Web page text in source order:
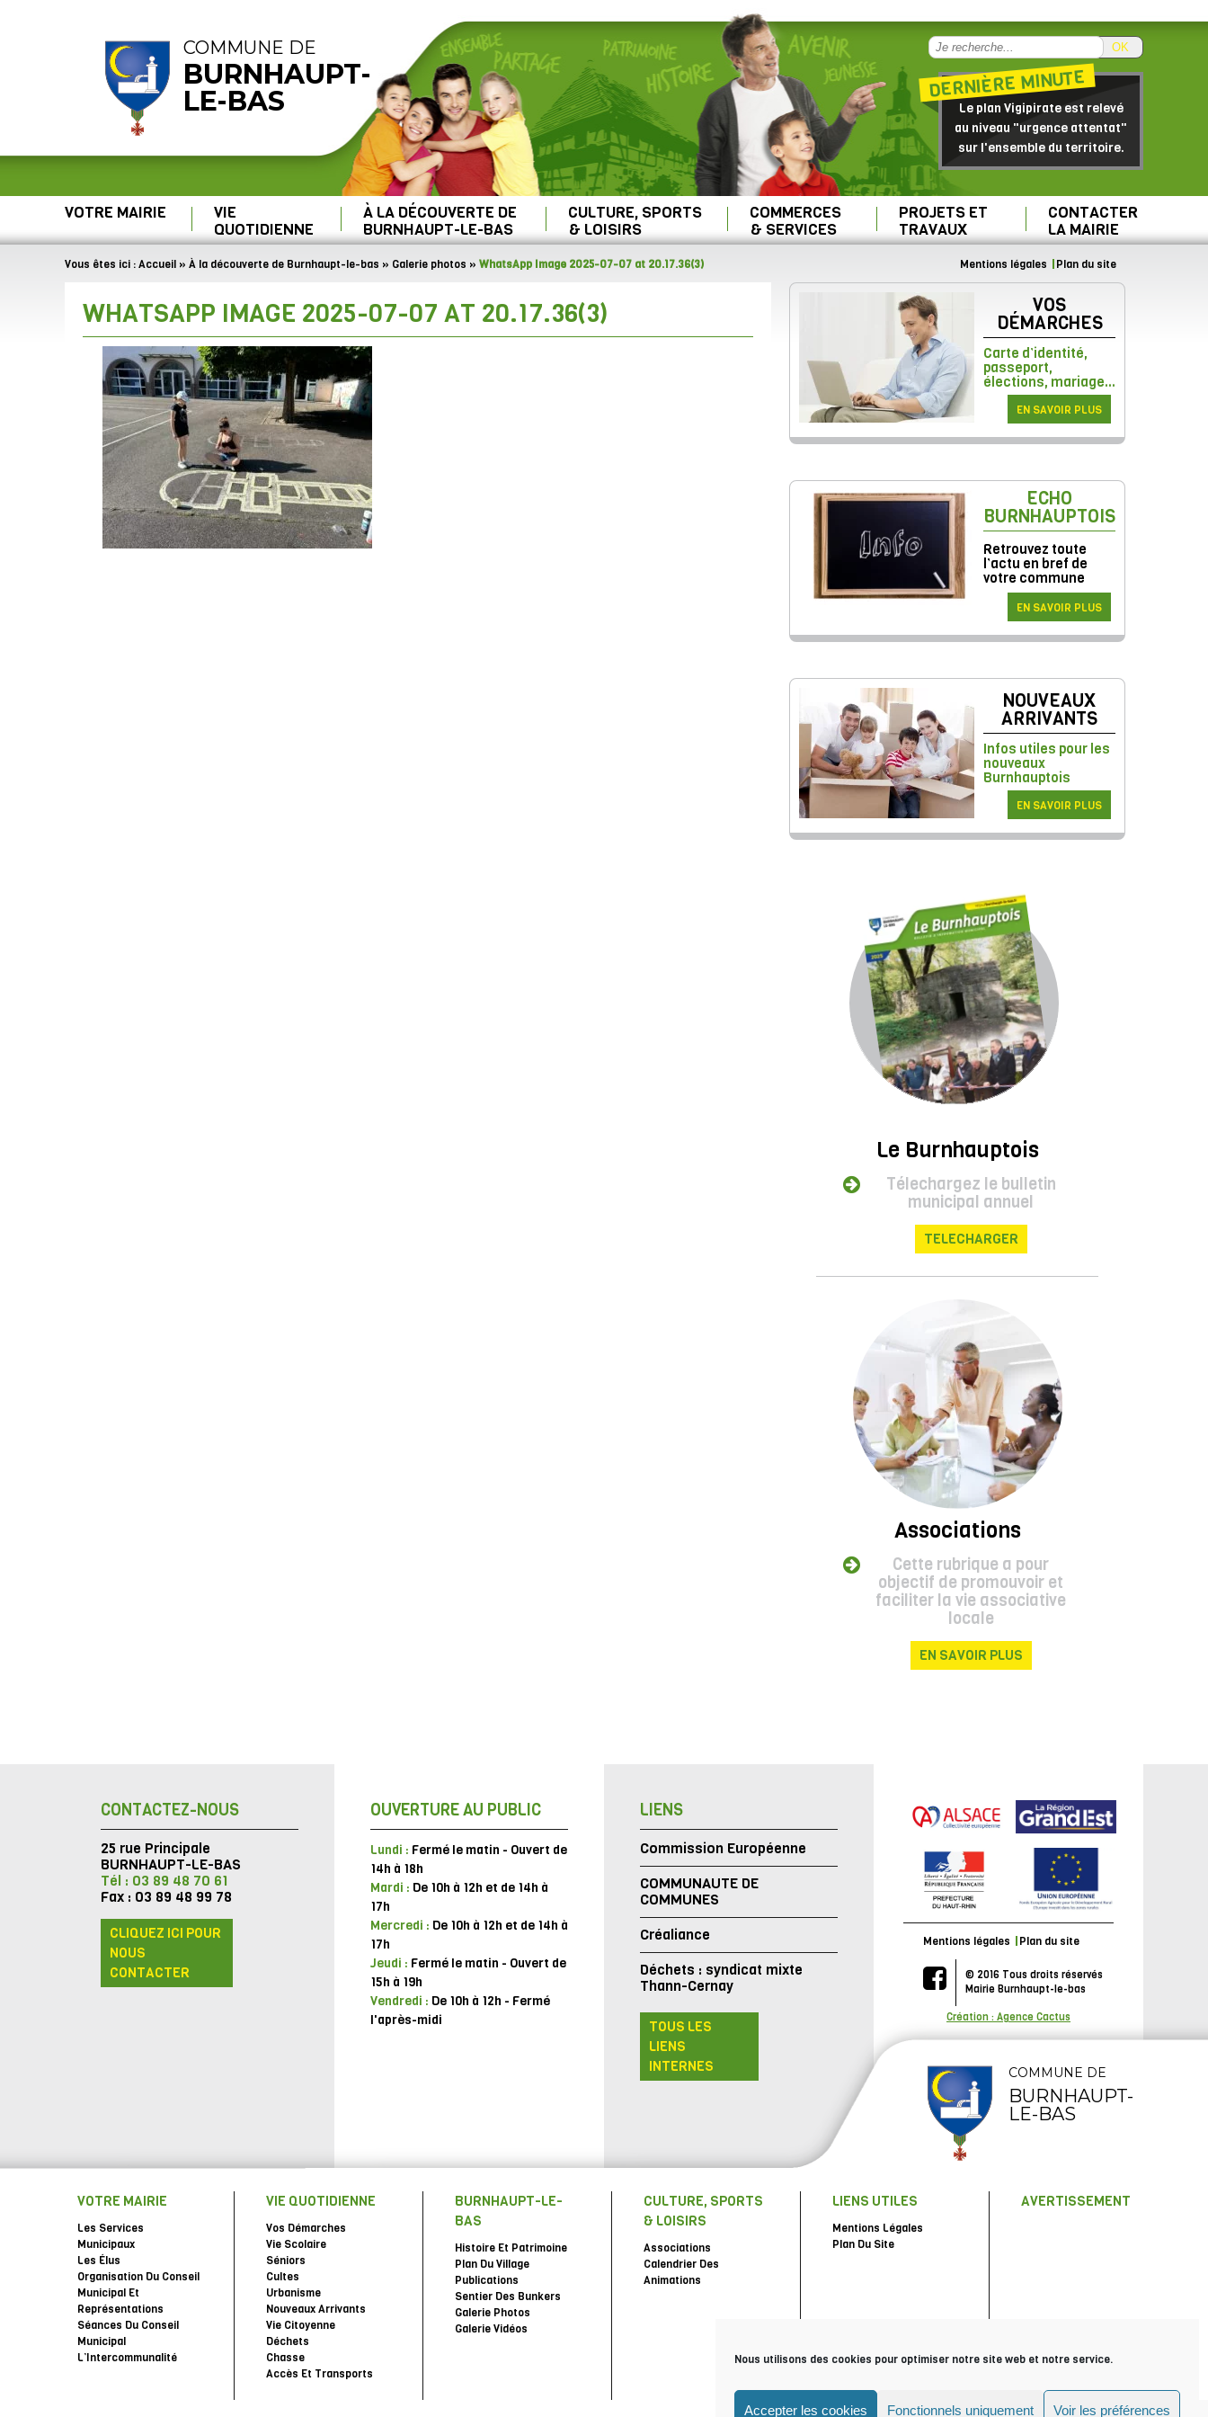
Nous utilisons des cookies pour optimiser notre site web et notre service.
Accepter les cookies Fonctionnels uniquement Voir les préférences
COMMUNE DE
BURNHAUPT-
LE-BAS
OK
DERNIÈRE MINUTE
Le plan Vigipirate est relevé
au niveau "urgence attentat"
sur l'ensemble du territoire.
VOTRE MAIRIE VIE
QUOTIDIENNE
À LA DÉCOUVERTE DE
BURNHAUPT-LE-BAS
CULTURE, SPORTS
& LOISIRS
COMMERCES
& SERVICES
PROJETS ET
TRAVAUX
CONTACTER
LA MAIRIE
Vous êtes ici :Accueil » À la découverte de Burnhaupt-le-bas » Galerie photos » WhatsApp Image 2025-07-07 at 20.17.36(3) Mentions légales Plan du site
WHATSAPP IMAGE 2025-07-07 AT 20.17.36(3) VOS
DÉMARCHES
Carte d’identité,
passeport,
élections, mariage...
EN SAVOIR PLUS
ECHO
BURNHAUPTOIS
Retrouvez toute
l’actu en bref de
votre commune
EN SAVOIR PLUS
NOUVEAUX
ARRIVANTS
Infos utiles pour les
nouveaux
Burnhauptois
EN SAVOIR PLUS
Le Burnhauptois
Télechargez le bulletin
municipal annuel
TELECHARGER
Associations
Cette rubrique a pour
objectif de promouvoir et
faciliter la vie associative
locale
EN SAVOIR PLUS
CONTACTEZ-NOUS
25 rue Principale
BURNHAUPT-LE-BAS
Tél : 03 89 48 70 61
Fax : 03 89 48 99 78
CLIQUEZ ICI POUR
NOUS
CONTACTER
OUVERTURE AU PUBLIC
Lundi : Fermé le matin - Ouvert de
14h à 18h
Mardi : De 10h à 12h et de 14h à
17h
Mercredi : De 10h à 12h et de 14h à
17h
Jeudi : Fermé le matin - Ouvert de
15h à 19h
Vendredi : De 10h à 12h - Fermé
l'après-midi
LIENS
Commission Européenne
COMMUNAUTE DE
COMMUNES
Créaliance
Déchets : syndicat mixte
Thann-Cernay
TOUS LES
LIENS
INTERNES
Mentions légales Plan du site
© 2016 Tous droits réservés
Mairie Burnhaupt-le-bas
Création : Agence Cactus
COMMUNE DE
BURNHAUPT-
LE-BAS
VOTRE MAIRIE
Les Services
Municipaux
Les Élus
Organisation Du Conseil
Municipal Et
Représentations
Séances Du Conseil
Municipal
L’Intercommunalité
VIE QUOTIDIENNE
Vos Démarches
Vie Scolaire
Séniors
Cultes
Urbanisme
Nouveaux Arrivants
Vie Citoyenne
Déchets
Chasse
Accès Et Transports
BURNHAUPT-LE-
BAS
Histoire Et Patrimoine
Plan Du Village
Publications
Sentier Des Bunkers
Galerie Photos
Galerie Vidéos
CULTURE, SPORTS
& LOISIRS
Associations
Calendrier Des
Animations
LIENS UTILES
Mentions Légales
Plan Du Site
AVERTISSEMENT